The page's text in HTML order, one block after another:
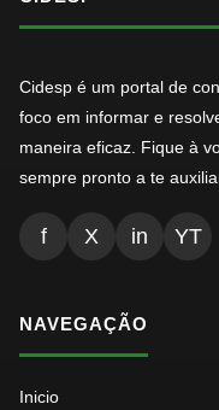
Cidesp é um portal de
foco em informar e
maneira eficaz. Fique à
sempre pronto a te
f X in YT
NAVEGAÇÃO
Inicio